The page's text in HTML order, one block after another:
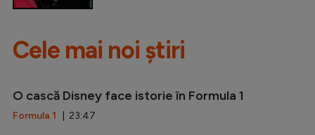
Cele mai noi știri
O cască Disney face istorie în Formula 1
Formula 1 | 23:47